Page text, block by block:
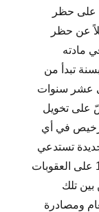
على حظر
عن حظر
مادته
تبدأ من
عشر سنوات
على تخويل
في أي
تستدعي
ذلك. كما جاء ناصاً في المواد من 14 إلى 18 على العقوبات
تلك
ومصادرة